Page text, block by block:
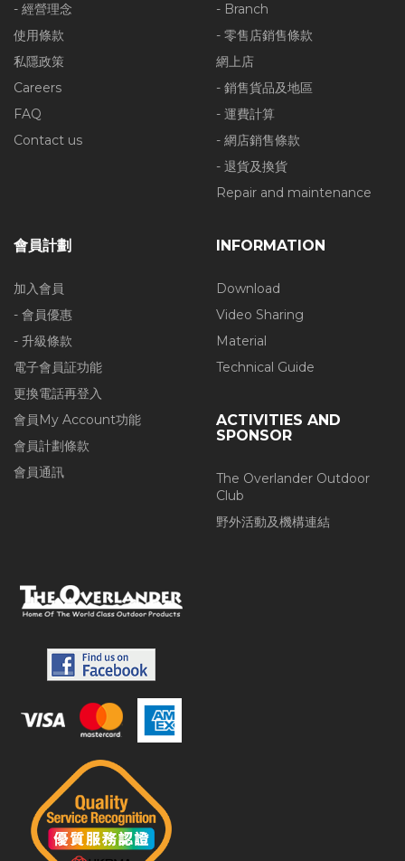
- 經營理念
使用條款
私隱政策
Careers
FAQ
Contact us
- Branch
- 零售店銷售條款
網上店
- 銷售貨品及地區
- 運費計算
- 網店銷售條款
- 退貨及換貨
Repair and maintenance
會員計劃
加入會員
- 會員優惠
- 升級條款
電子會員証功能
更換電話再登入
會員My Account功能
會員計劃條款
會員通訊
INFORMATION
Download
Video Sharing
Material
Technical Guide
ACTIVITIES AND
SPONSOR
The Overlander Outdoor
Club
野外活動及機構連結